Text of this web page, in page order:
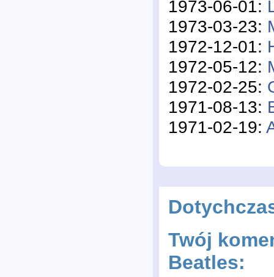
1973-06-01:
1973-03-23:
1972-12-01:
1972-05-12:
1972-02-25:
1971-08-13:
1971-02-19:
Twój
Beatles: